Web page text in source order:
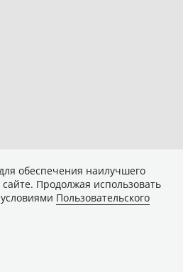
обеспечения наилучшего
Продолжая использовать
Пользовательского